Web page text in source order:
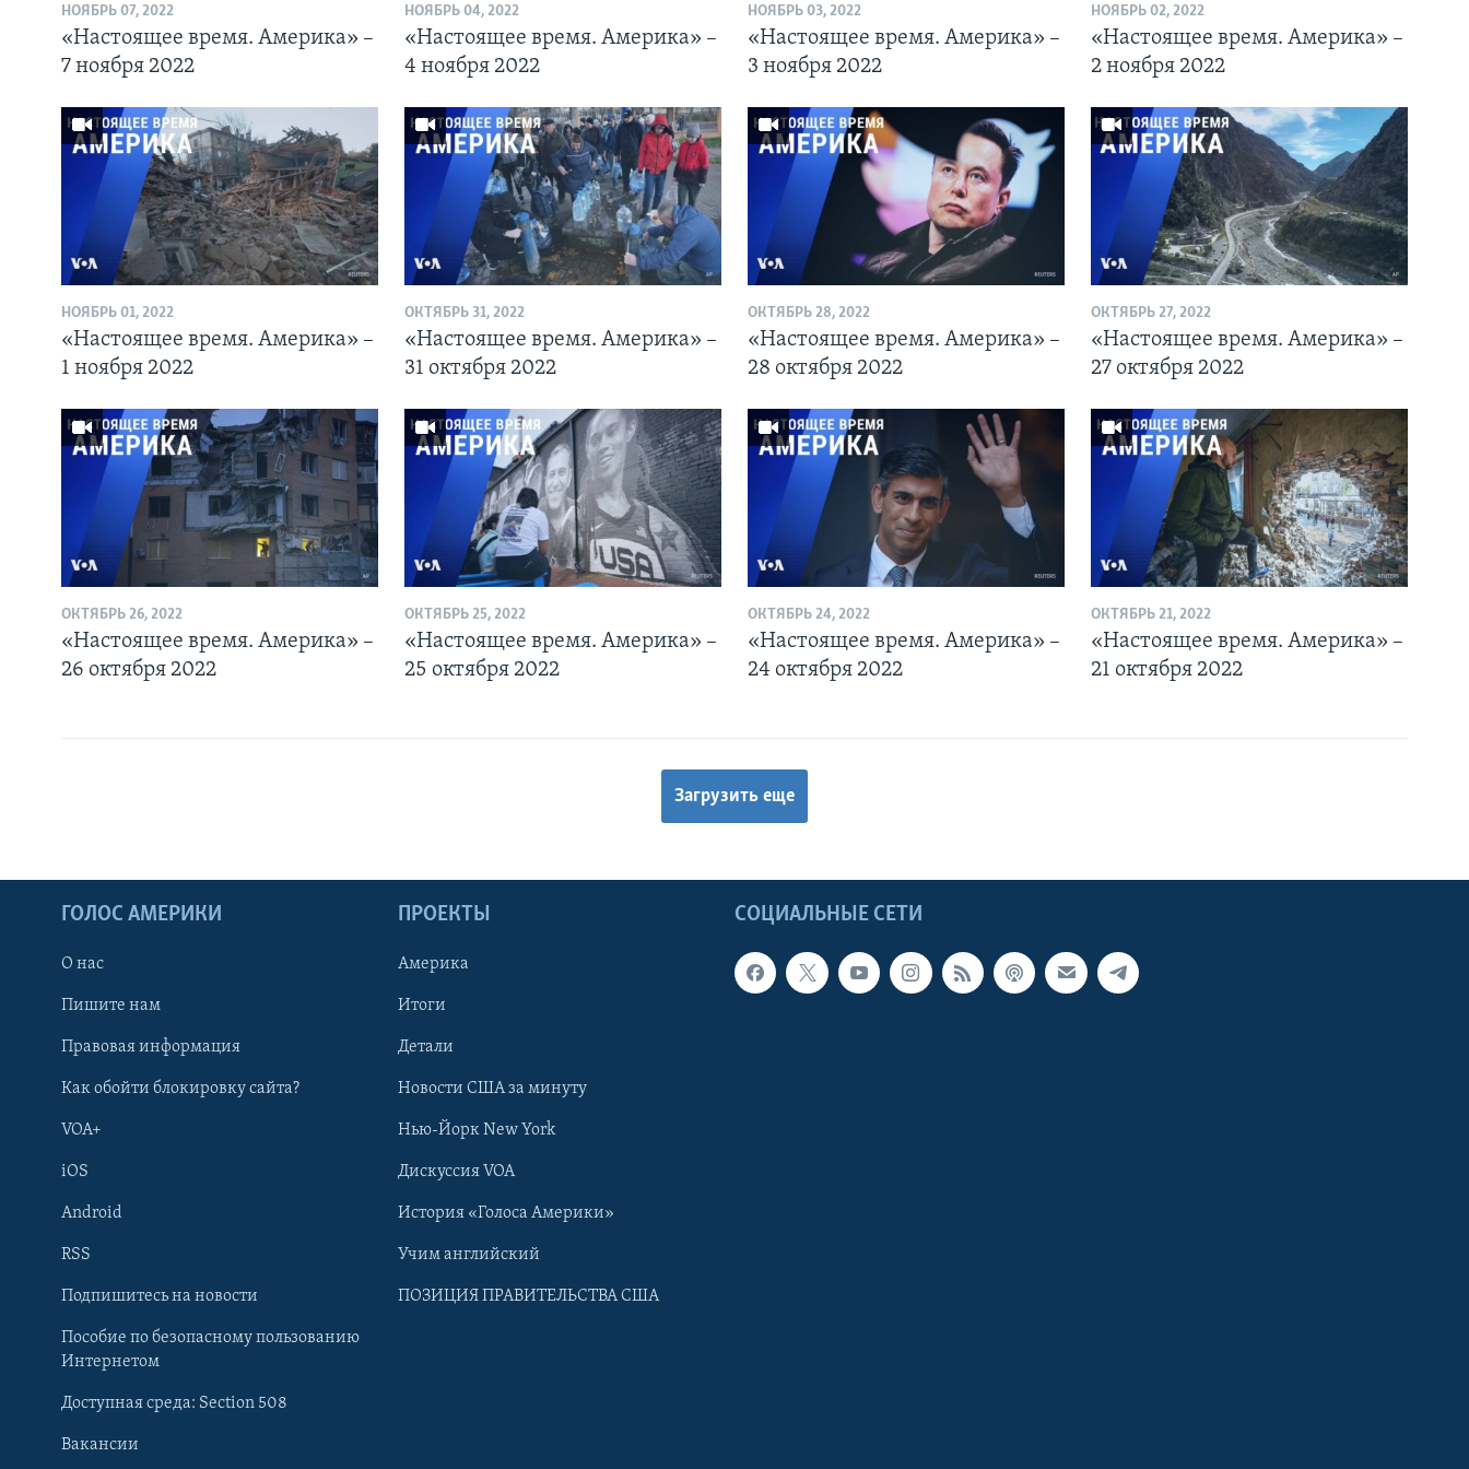
Learning English
НОЯБРЬ 07, 2022
«Настоящее время. Америка» –
7 ноября 2022
НОЯБРЬ 04, 2022
«Настоящее время. Америка» –
4 ноября 2022
НОЯБРЬ 03, 2022
«Настоящее время. Америка» –
3 ноября 2022
НОЯБРЬ 02, 2022
«Настоящее время. Америка» –
2 ноября 2022
НОЯБРЬ 01, 2022
«Настоящее время. Америка» –
1 ноября 2022
ОКТЯБРЬ 31, 2022
«Настоящее время. Америка» –
31 октября 2022
ОКТЯБРЬ 28, 2022
«Настоящее время. Америка» –
28 октября 2022
ОКТЯБРЬ 27, 2022
«Настоящее время. Америка» –
27 октября 2022
ОКТЯБРЬ 26, 2022
«Настоящее время. Америка» –
26 октября 2022
ОКТЯБРЬ 25, 2022
«Настоящее время. Америка» –
25 октября 2022
ОКТЯБРЬ 24, 2022
«Настоящее время. Америка» –
24 октября 2022
ОКТЯБРЬ 21, 2022
«Настоящее время. Америка» –
21 октября 2022
Загрузить еще
СОЦИАЛЬНЫЕ СЕТИ
ГОЛОС АМЕРИКИ
О нас
Пишите нам
Правовая информация
Как обойти блокировку сайта?
VOA+
iOS
Android
RSS
Подпишитесь на новости
Пособие по безопасному пользованию
Интернетом
Доступная среда: Section 508
Вакансии
ПРОЕКТЫ
Америка
Итоги
Детали
Новости США за минуту
Нью-Йорк New York
Дискуссия VOA
История «Голоса Америки»
Учим английский
ПОЗИЦИЯ ПРАВИТЕЛЬСТВА США